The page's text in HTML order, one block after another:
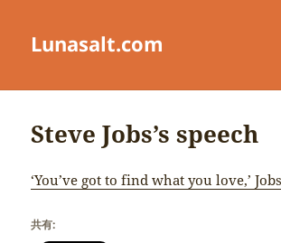
Lunasalt.com
Steve Jobs’s speech
‘You’ve got to find what you love,’
共有: